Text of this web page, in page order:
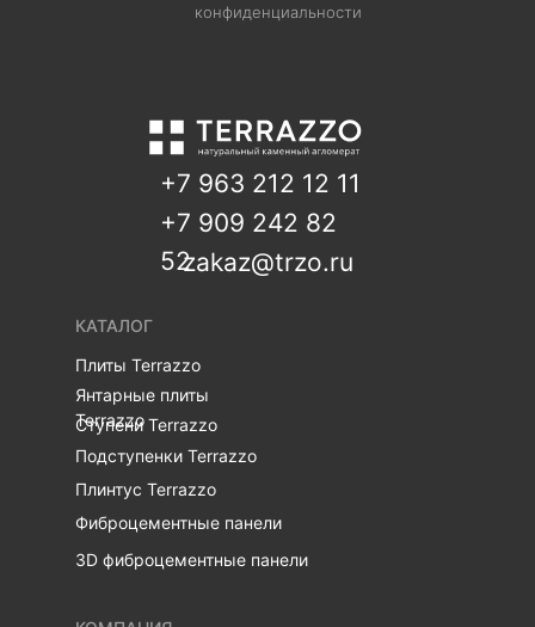
КАТАЛОГ
Плиты Terrazzo
Янтарные плиты
Terrazzo
Ступени Terrazzo
Подступенки Terrazzo
Плинтус Terrazzo
zakaz@trzo.ru
+7 963 212 12 11
+7 909 242 82
52
Фиброцементные панели
3D фиброцементные панели
конфиденциальности